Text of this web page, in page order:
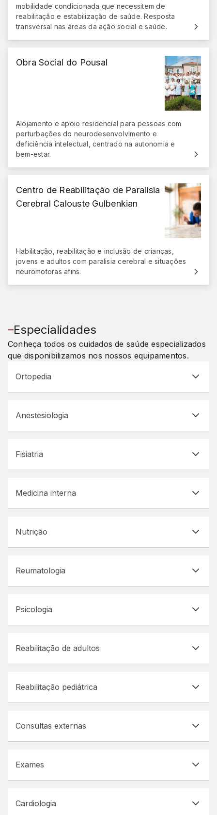
mobilidade condicionada que necessitem de
reabilitação e estabilização de saúde. Resposta
transversal nas áreas da ação social e saúde.
Obra Social do Pousal
Alojamento e apoio residencial para pessoas com
perturbações do neurodesenvolvimento e
deficiência intelectual, centrado na autonomia e
bem-estar.
Centro de Reabilitação de Paralisia
Cerebral Calouste Gulbenkian
Habilitação, reabilitação e inclusão de crianças,
jovens e adultos com paralisia cerebral e situações
neuromotoras afins.
Especialidades
Conheça todos os cuidados de saúde especializados
que disponibilizamos nos nossos equipamentos.
Ortopedia
Anestesiologia
Fisiatria
Medicina interna
Nutrição
Reumatologia
Psicologia
Reabilitação de adultos
Reabilitação pediátrica
Consultas externas
Exames
Cardiologia